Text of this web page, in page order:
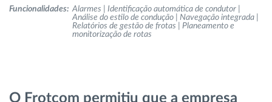
Controlo de acesso
Planeamento e monitorização de rotas
Funcionalidades: Alarmes | Identificação automática de condutor |
Análise do estilo de condução | Navegação integrada |
Relatórios de gestão de frotas | Planeamento e
monitorização de rotas
O Frotcom permitiu que a empresa